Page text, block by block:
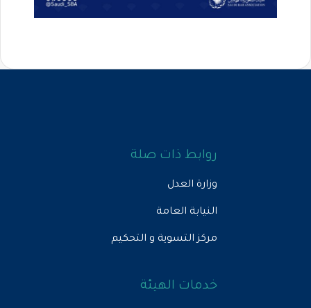
روابط ذات صلة
وزارة العدل
النيابة العامة
مركز التسوية و التحكيم
خدمات الهيئة